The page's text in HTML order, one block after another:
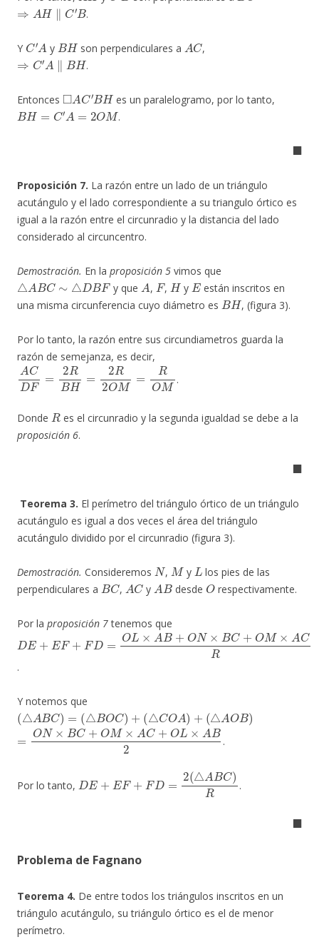
⇒A H∥C′B
.
Y
C′A
y
BH
son perpendiculares a
A C
,
⇒ C ′A∥BH
.
Entonces
◻ A C′BH
es un paralelogramo, por lo tanto,
BH=C′A=2OM
.
◼
Proposición 7. La razón entre un lado de un triángulo
acutángulo y el lado correspondiente a su triangulo órtico es
igual a la razón entre el circunradio y la distancia del lado
considerado al circuncentro.
Demostración. En la proposición 5 vimos que
△ABC∼△DBF
y que
A
,
F
,
H
y
E
están inscritos en
una misma circunferencia cuyo diámetro es
BH
, (figura 3).
Por lo tanto, la razón entre sus circundiametros guarda la
razón de semejanza, es decir,
ACD RBH 2OM M
.
Donde
es el circunradio y la segunda igualdad se debe a la
proposición 6.
Teorema 3. El perímetro del triángulo órtico de un triángulo
acutángulo es igual a dos veces el área del triángulo
acutángulo dividido por el circunradio (figura 3).
Demostración. Consideremos , y
los pies de las
perpendiculares a
BC
,
AC
y
AB
desde
O
respectivamente.
Por la proposición 7tenemos que
D E+ +FD OL× +ON× BC+ O M×A C R
.
Y notemos que
(△ABC)=( △BO C)+( △C A + △ A O
ON×BC +OM× AC+OL×AB2
.
Por lo tanto,
D E+ +FD 2(△A C)R
.
◼
Problema de Fagnano
Teorema 4. De entre todos los triángulos inscritos en un
triángulo acutángulo, su triángulo órtico es el de menor
perímetro.